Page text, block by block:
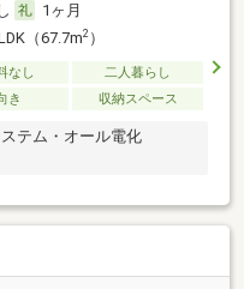
1ヶ月
（67.7m2）
なし
二人暮らし
き 収納スペース
テム・オール電化